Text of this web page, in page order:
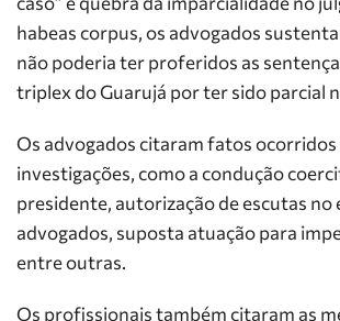
habeas corpus, os advogados
não poderia ter proferidos as
triplex do Guarujá por ter sido parcial
Os advogados citaram fatos
investigações, como a condução
presidente, autorização de escutas no
advogados, suposta atuação para
entre outras.
Os profissionais também citaram as